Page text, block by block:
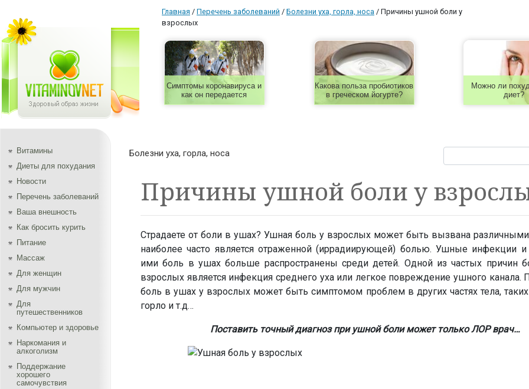
Главная / Перечень заболеваний / Болезни уха, горла, носа / Причины ушной боли у
взрослых
Симптомы коронавируса и
как он передается
Какова польза пробиотиков
в греческом йогурте?
Можно ли
диет?
Витамины
Диеты для похудания
Новости
Перечень заболеваний
Ваша внешность
Как бросить курить
Питание
Массаж
Для женщин
Для мужчин
Для
путешественников
Компьютер и здоровье
Наркомания и
алкоголизм
Поддержание
хорошего
самочувствия
Болезни уха, горла, носа
Причины ушной боли у
Страдаете от боли в ушах? Ушная боль у взрослых может быть вызвана
наиболее часто является отраженной (иррадиирующей) болью. Ушные инфекции
ими боль в ушах больше распространены среди детей. Одной из частых причин
взрослых является инфекция среднего уха или легкое повреждение ушного канала.
боль в ушах у взрослых может быть симптомом проблем в других частях тела,
горло и т.д…
Поставить точный диагноз при ушной боли может только ЛОР врач…